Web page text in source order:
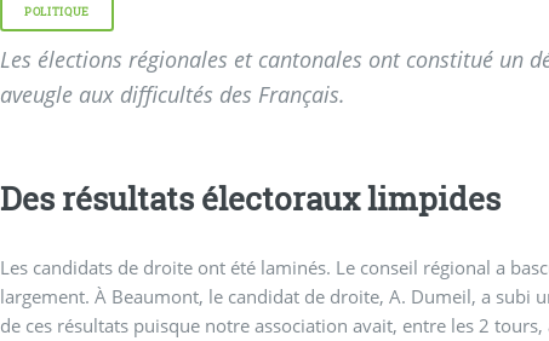
POLITIQUE
Les élections régionales et cantonales ont constitué un
aveugle aux difficultés des Français.
Des résultats électoraux limpides
Les candidats de droite ont été laminés. Le conseil régional a
largement. À Beaumont, le candidat de droite, A. Dumeil, a subi
de ces résultats puisque notre association avait, entre les 2